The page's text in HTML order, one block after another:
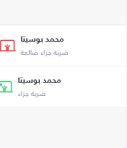
محمد بوسيتا
ضربة جزاء ضائعة
محمد بوسيتا
ضربة جزاء